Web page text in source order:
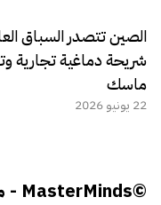
الصين تتصدر السباق
شريحة دماغية تجارية
ماسك
22 يونيو 2026
©MasterMinds - ماستر مايندز